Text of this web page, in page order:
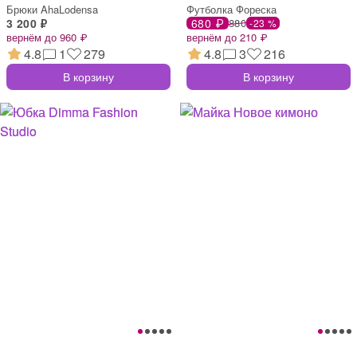
Брюки AhaLodensa
3 200 ₽
вернём до 960 ₽
4.8 1 279
В корзину
Футболка Фореска
680 ₽ 880 -23 %
вернём до 210 ₽
4.8 3 216
В корзину